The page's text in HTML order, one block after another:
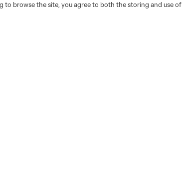
to browse the site, you agree to both the storing and use of